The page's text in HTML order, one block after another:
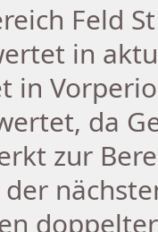
Feld
in
in
da
zur